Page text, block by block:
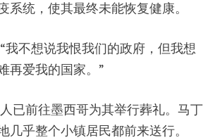
系统，使其最终未能恢复健康。
我不想说我恨我们的政府，但我想
再爱我的国家。”
已前往墨西哥为其举行葬礼。马丁
几乎整个小镇居民都前来送行。